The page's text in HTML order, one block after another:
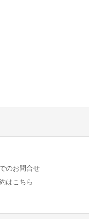
のお問合せ
はこちら